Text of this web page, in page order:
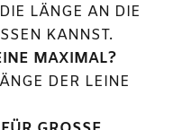
LÄNGE AN DIE
KANNST.
MAXIMAL?
DER LEINE